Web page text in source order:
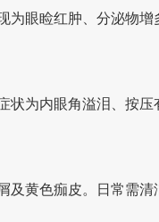
为眼睑红肿、分泌物
状为内眼角溢泪、按
及黄色痂皮。日常需